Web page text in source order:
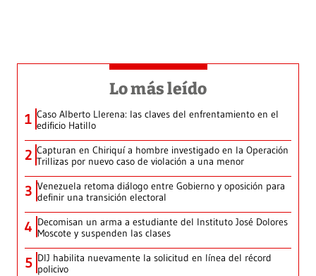
Lo más leído
1 Caso Alberto Llerena: las claves del enfrentamiento en el
edificio Hatillo
2 Capturan en Chiriquí a hombre investigado en la Operación
Trillizas por nuevo caso de violación a una menor
3 Venezuela retoma diálogo entre Gobierno y oposición para
definir una transición electoral
4 Decomisan un arma a estudiante del Instituto José Dolores
Moscote y suspenden las clases
5 DIJ habilita nuevamente la solicitud en línea del récord
policivo